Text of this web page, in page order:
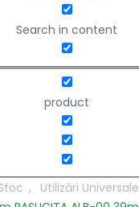
Search in content
product
, Utilizări Universale